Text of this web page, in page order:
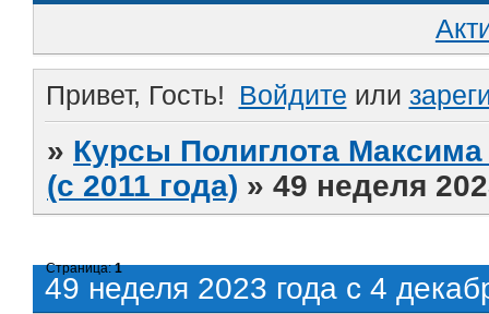
Привет, Гость! Войдите или
» Курсы Полиглота
(с 2011 года) »49 неделя
49 неделя 2023 года с 4
Страница:1